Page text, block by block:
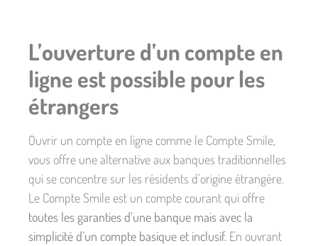
L’ouverture d’un compte en
ligne est possible pour les
étrangers
Ouvrir un compte en ligne comme le Compte Smile,
vous offre une alternative aux banques traditionnelles
qui se concentre sur les résidents d’origine étrangère.
Le Compte Smile est un compte courant qui offre
toutes les garanties d’une banque mais avec la
simplicité d’un compte basique et inclusif. En ouvrant